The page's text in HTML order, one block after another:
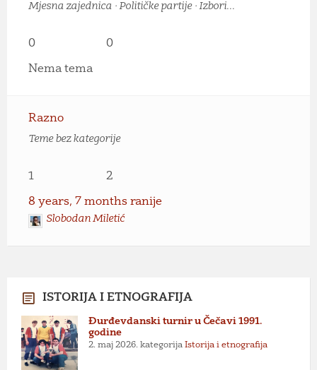
Mjesna zajednica · Političke partije · Izbori...
0 0
Nema tema
Razno
Teme bez kategorije
1 2
8 years, 7 months ranije
Slobodan Miletić
ISTORIJA I ETNOGRAFIJA
Đurđevdanski turnir u Čečavi 1991.
godine
2. maj 2026. kategorija Istorija i etnografija